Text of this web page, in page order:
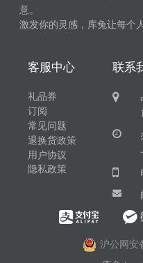
意。
激发你的灵感，库兔让每个
客服中心
礼品券
订阅
常见问题
退换货政策
用户协议
隐私政策
联系
沪公网安